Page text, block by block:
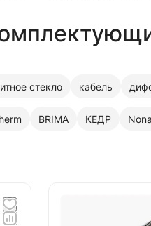
стекло кабель
BRIMA КЕДР